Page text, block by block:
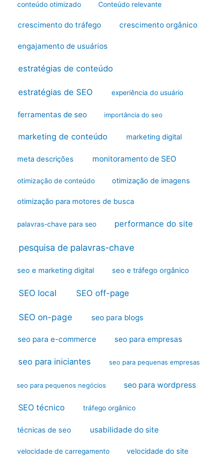
conteúdo otimizado Conteúdo relevante
crescimento do tráfego crescimento orgânico
engajamento de usuários
estratégias de conteúdo
estratégias de SEO experiência do usuário
ferramentas de seo importância do seo
marketing de conteúdo marketing digital
meta descrições monitoramento de SEO
otimização de conteúdo otimização de imagens
otimização para motores de busca
palavras-chave para seo performance do site
pesquisa de palavras-chave
seo e marketing digital seo e tráfego orgânico
SEO local SEO off-page
SEO on-page seo para blogs
seo para e-commerce seo para empresas
seo para iniciantes seo para pequenas empresas
seo para pequenos negócios seo para wordpress
SEO técnico tráfego orgânico
técnicas de seo usabilidade do site
velocidade de carregamento velocidade do site